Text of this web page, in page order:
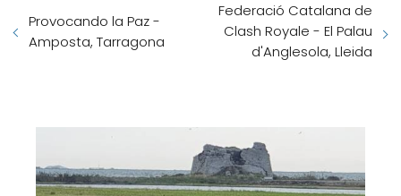
Provocando la Paz -
Amposta, Tarragona
Federació Catalana de
Clash Royale - El Palau
d'Anglesola, Lleida